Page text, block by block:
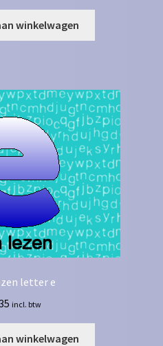
winkelwagen
letter e
incl. btw
winkelwagen